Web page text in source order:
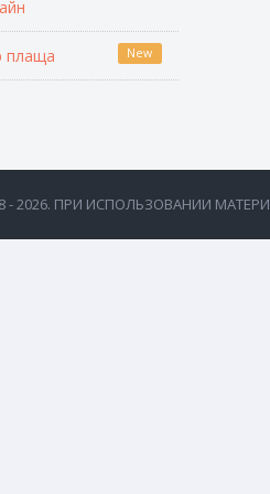
New
плаща
- 2026. ПРИ ИСПОЛЬЗОВАНИИ